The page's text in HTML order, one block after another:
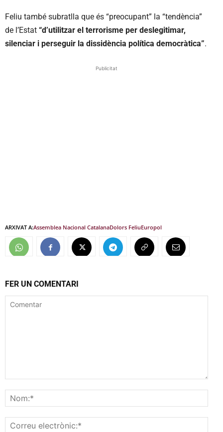
Feliu també subratlla que és “preocupant” la “tendència”
de l’Estat “d’utilitzar el terrorisme per deslegitimar,
silenciar i perseguir la dissidència política democràtica”.
Publicitat
ARXIVAT A:Assemblea Nacional CatalanaDolors FeliuEuropol
FER UN COMENTARI